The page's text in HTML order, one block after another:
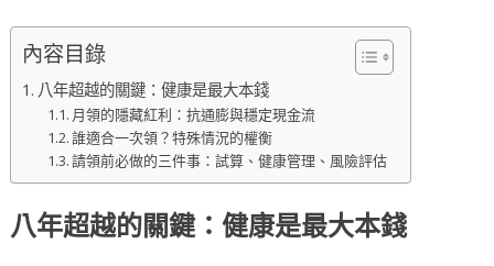
內容目錄
八年超越的關鍵：健康是最大本錢
月領的隱藏紅利：抗通膨與穩定現金流
誰適合一次領？特殊情況的權衡
請領前必做的三件事：試算、健康管理、風險評估
八年超越的關鍵：健康是最大本錢